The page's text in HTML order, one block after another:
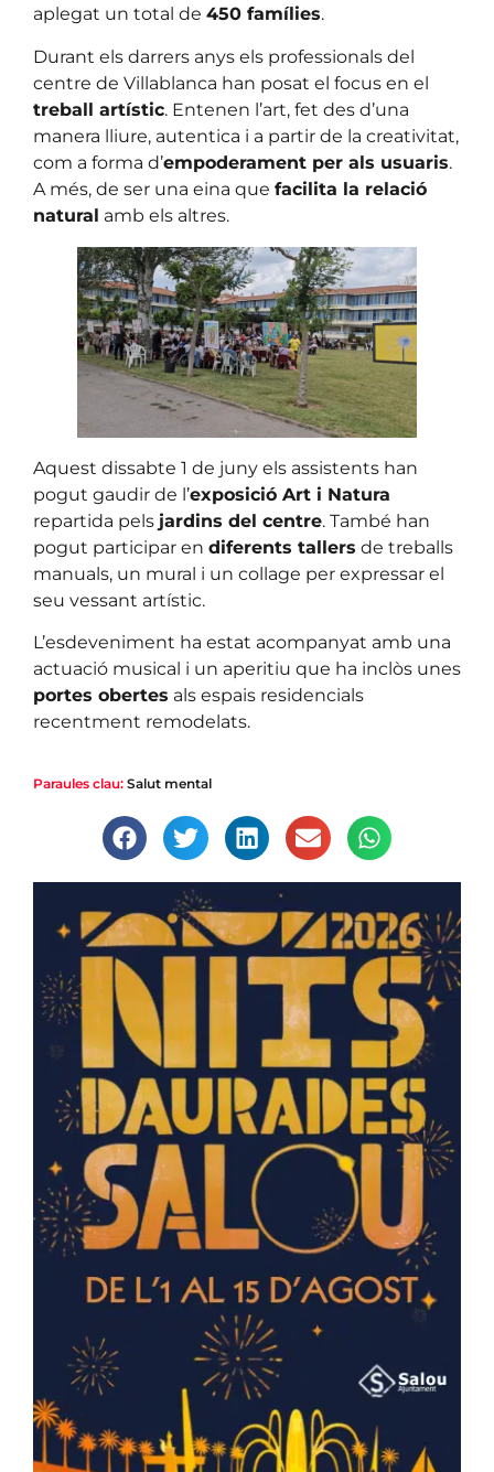
aplegat un total de 450 famílies.
Durant els darrers anys els professionals del
centre de Villablanca han posat el focus en el
treball artístic. Entenen l’art, fet des d’una
manera lliure, autentica i a partir de la creativitat,
com a forma d’empoderament per als usuaris.
A més, de ser una eina que facilita la relació
natural amb els altres.
Aquest dissabte 1 de juny els assistents han
pogut gaudir de l’exposició Art i Natura
repartida pels jardins del centre. També han
pogut participar en diferents tallers de treballs
manuals, un mural i un collage per expressar el
seu vessant artístic.
L’esdeveniment ha estat acompanyat amb una
actuació musical i un aperitiu que ha inclòs unes
portes obertes als espais residencials
recentment remodelats.
Paraules clau: Salut mental